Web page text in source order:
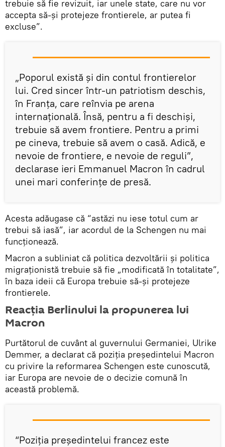
trebuie să fie revizuit, iar unele state, care nu vor
accepta să-și protejeze frontierele, ar putea fi
excluse”.
„Poporul există și din contul frontierelor
lui. Cred sincer într-un patriotism deschis,
în Franța, care reînvia pe arena
internațională. Însă, pentru a fi deschiși,
trebuie să avem frontiere. Pentru a primi
pe cineva, trebuie să avem o casă. Adică, e
nevoie de frontiere, e nevoie de reguli”,
declarase ieri Emmanuel Macron în cadrul
unei mari conferințe de presă.
Acesta adăugase că “astăzi nu iese totul cum ar
trebui să iasă”, iar acordul de la Schengen nu mai
funcționează.
Macron a subliniat că politica dezvoltării și politica
migraționistă trebuie să fie „modificată în totalitate”,
în baza ideii că Europa trebuie să-și protejeze
frontierele.
Reacția Berlinului la propunerea lui
Macron
Purtătorul de cuvânt al guvernului Germaniei, Ulrike
Demmer, a declarat că poziția președintelui Macron
cu privire la reformarea Schengen este cunoscută,
iar Europa are nevoie de o decizie comună în
această problemă.
“Poziția președintelui francez este